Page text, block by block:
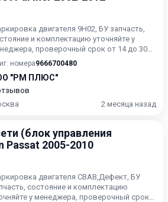
двигателя 9H02, БУ запчасть,
и комплектацию уточняйте у
проверочный срок от 14 до 30
номера9666700480
"РМ ПЛЮС"
2 месяца назад
(блок управления
Passat 2005-2010
двигателя CBAB,Дефект, БУ
состояние и комплектацию
у менеджера, проверочный срок